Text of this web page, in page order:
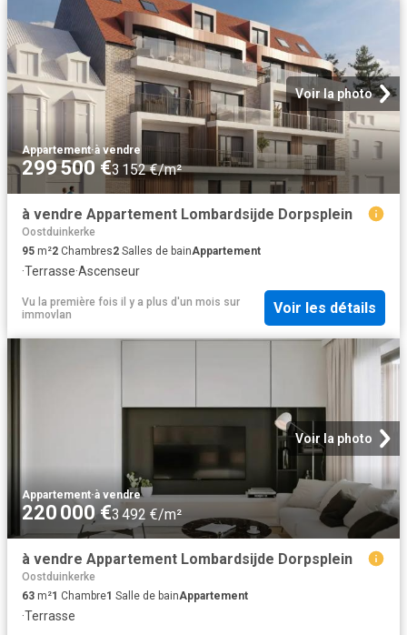
Voir la photo
Appartement·à vendre
299 500 €3 152 €/m²
à vendre Appartement Lombardsijde Dorpsplein
Oostduinkerke
95 m²2 Chambres2 Salles de bainAppartement
·Terrasse·Ascenseur
Vu la première fois il y a plus d'un mois sur
immovlan
Voir les détails
Voir la photo
Appartement·à vendre
220 000 €3 492 €/m²
à vendre Appartement Lombardsijde Dorpsplein
Oostduinkerke
63 m²1 Chambre1 Salle de bainAppartement
·Terrasse